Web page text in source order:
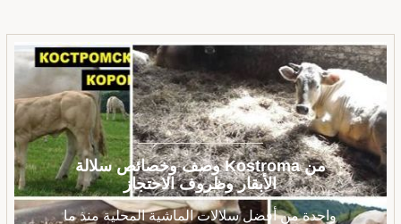
وصف وخصائص سلالة Kostroma من
الأبقار وظروف الاحتجاز
واحدة من أفضل سلالات الماشية المحلية منذ ما